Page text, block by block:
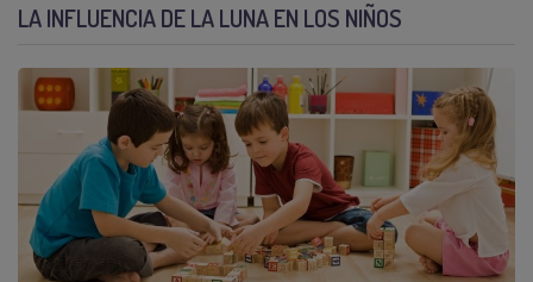
LA INFLUENCIA DE LA LUNA EN LOS NIÑOS